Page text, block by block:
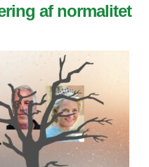
af normalitet